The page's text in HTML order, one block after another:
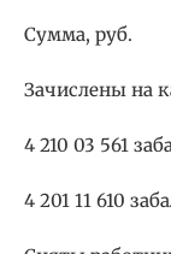
Сумма, руб.
Зачислены на
4 210 03 561
4 201 11 610